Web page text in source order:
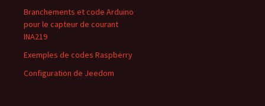
Branchements et code Arduino
pour le capteur de courant
INA219
Exemples de codes Raspberry
Configuration de Jeedom